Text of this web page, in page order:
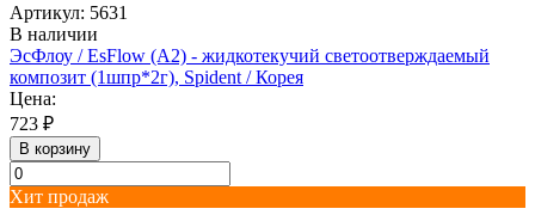
Артикул: 5631
В наличии
ЭсФлоу / EsFlow (А2) - жидкотекучий светоотверждаемый
композит (1шпр*2г), Spident / Корея
Цена:
723 ₽
В корзину
Хит продаж